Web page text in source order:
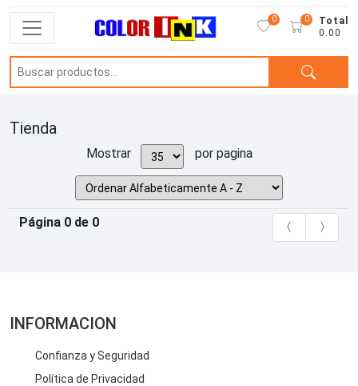
0
Total
0.00
0
Tienda
Mostrar por pagina
Página 0 de 0
INFORMACION
Confianza y Seguridad
Política de Privacidad